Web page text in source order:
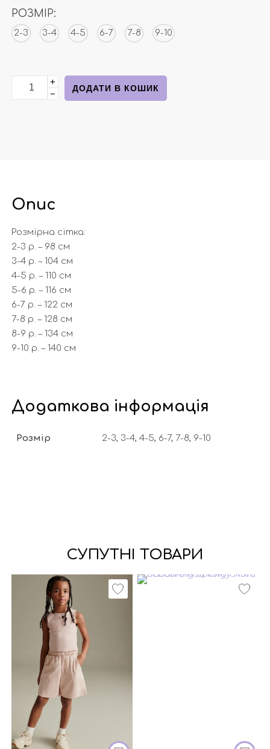
РОЗМІР:
2-3 3-4 4-5 6-7 7-8 9-10
Бавовняний гольф бежевого кольору від next
+
−
ДОДАТИ В КОШИК
Опис
Розмірна сітка:
2-3 р. – 98 см
3-4 р. – 104 см
4-5 р. – 110 см
5-6 р. – 116 см
6-7 р. – 122 см
7-8 р. – 128 см
8-9 р. – 134 см
9-10 р. – 140 см
Додаткова інформація
Розмір 2-3, 3-4, 4-5, 6-7, 7-8, 9-10
СУПУТНІ ТОВАРИ